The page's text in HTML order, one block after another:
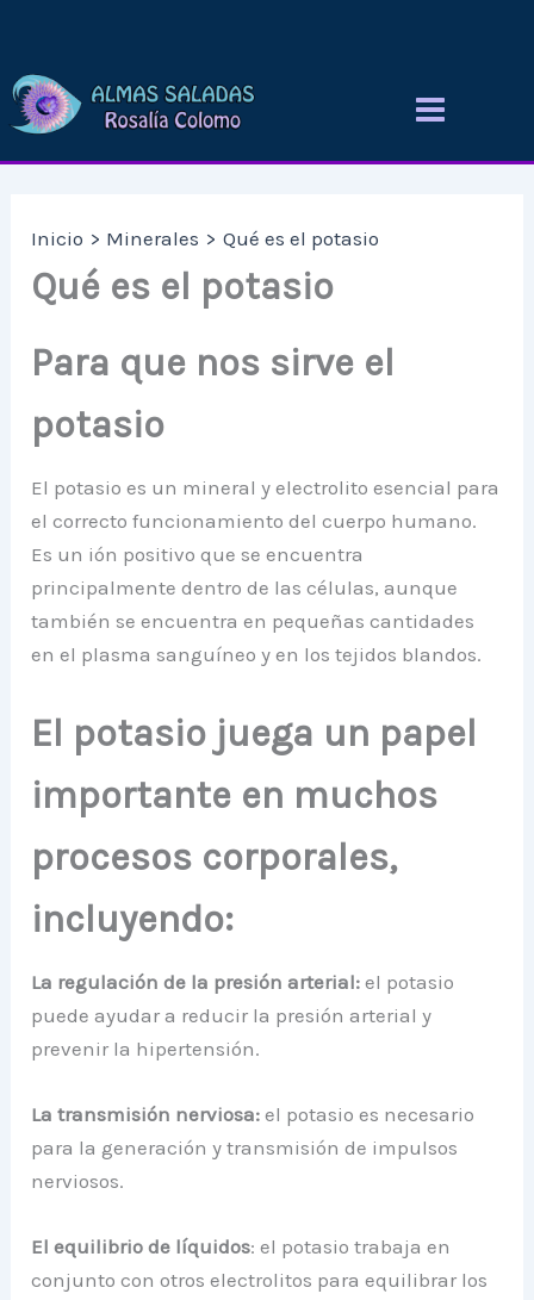
contenido
Inicio Minerales Qué es el potasio
Qué es el potasio
Para que nos sirve el
potasio
El potasio es un mineral y electrolito esencial para
el correcto funcionamiento del cuerpo humano.
Es un ión positivo que se encuentra
principalmente dentro de las células, aunque
también se encuentra en pequeñas cantidades
en el plasma sanguíneo y en los tejidos blandos.
El potasio juega un papel
importante en muchos
procesos corporales,
incluyendo:
La regulación de la presión arterial: el potasio
puede ayudar a reducir la presión arterial y
prevenir la hipertensión.
La transmisión nerviosa: el potasio es necesario
para la generación y transmisión de impulsos
nerviosos.
El equilibrio de líquidos: el potasio trabaja en
conjunto con otros electrolitos para equilibrar los